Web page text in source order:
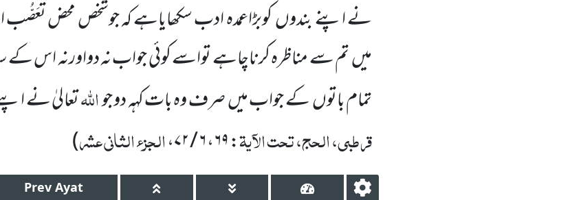
نے اپنے بندوںکوبڑاعمدہ ادب سکھایاہے کہ جوشخص محض
میںتم سے مناظرہ کرناچاہے تواسے کوئی جوابنہ دواورنہ اس کے
تمام باتوںکے جواب میںصرف وہ بات کہہ دو جواللہتعالیٰ نے
قرطبی، الحج، تحت الآیۃ: ۶۹، ۶ / ۷۲، الجزء الثانی عشر)
Prev Ayat